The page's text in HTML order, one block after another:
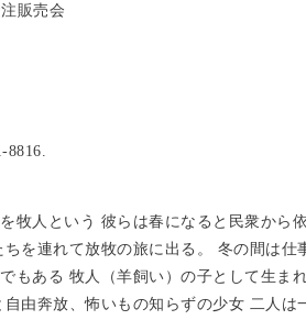
販売会
牧人という 彼らは春になると民衆から依
を連れて放牧の旅に出る。 冬の間は仕
もある 牧人（羊飼い）の子として生ま
由奔放、怖いもの知らずの少女 二人は